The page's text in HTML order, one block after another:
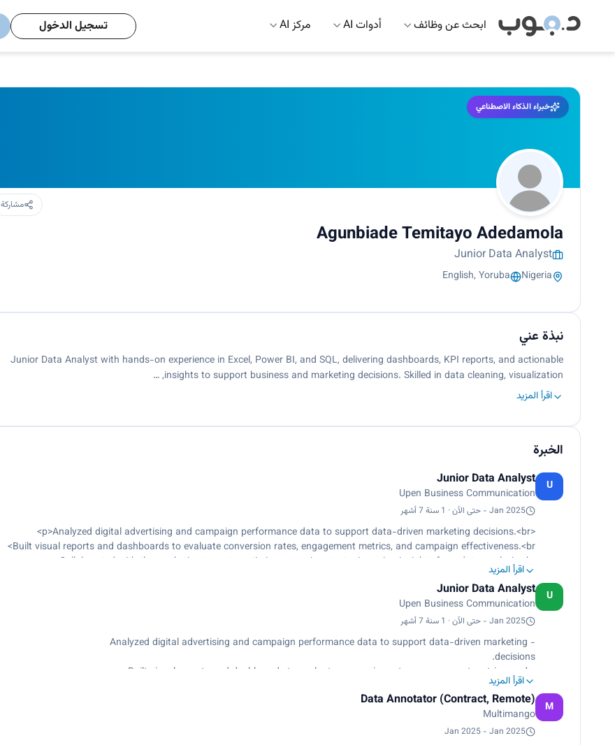
ابحث عن وظائف أدوات AI مركز AI تسجيل الدخول
خبراء الذكاء الاصطناعي
مشاركة
Agunbiade Temitayo Adedamola
Junior Data Analyst
Nigeria
English, Yoruba
نبذة عني
Junior Data Analyst with hands-on experience in Excel, Power BI, and SQL, delivering dashboards, KPI reports, and actionable
insights to support business and marketing decisions. Skilled in data cleaning, visualization, …
اقرأ المزيد
الخبرة
U
Junior Data Analyst
Upen Business Communication
Jan 2025 - حتى الآن · 1 سنة 7 أشهر
<p>Analyzed digital advertising and campaign performance data to support data-driven marketing decisions.<br>
Built visual reports and dashboards to evaluate conversion rates, engagement metrics, and campaign effectiveness.<br>
Collaborated with the marketing team to optimize campaign strategies using insights from data analysis.<br>
Improved reporting clarity and turnaround time by standardizing Excel and dashboard formats.</p>
اقرأ المزيد
U
Junior Data Analyst
Upen Business Communication
Jan 2025 - حتى الآن · 1 سنة 7 أشهر
- Analyzed digital advertising and campaign performance data to support data-driven marketing
decisions.
campaign effectiveness.
- Collaborated with the marketing team to optimize campaign strategies using insights from data
analysis.
- Improved reporting clarity and turnaround time by standardizing Excel and dashboard formats.
اقرأ المزيد
M
Data Annotator (Contract, Remote)
Multimango
Jan 2025 - Jan 2025